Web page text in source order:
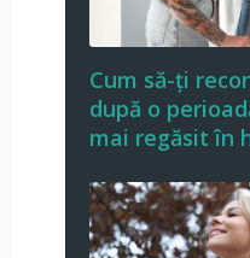
Cum să-ți
după o
mai regăsit în